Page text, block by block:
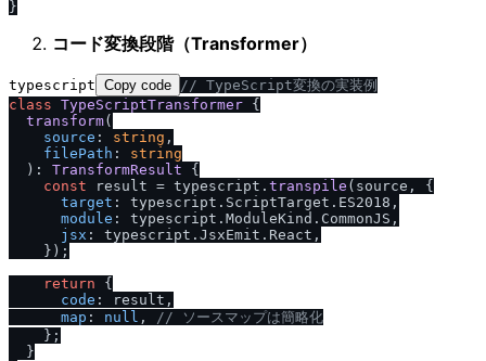
コード変換段階（Transformer）
typescript Copy code / / TypeScript変換の実装例
class TypeScriptTransformer {
transform(
source : string ,
filePath : string
  ):
TransformResult {
const result = typescript. transpile (source, {
target : typescript. ScriptTarget . ES2018 ,
module : typescript. ModuleKind . CommonJS ,
jsx : typescript. JsxEmit . React ,
    });
return {
code : result,
map : null , / / ソースマップは簡略化
    };
  }